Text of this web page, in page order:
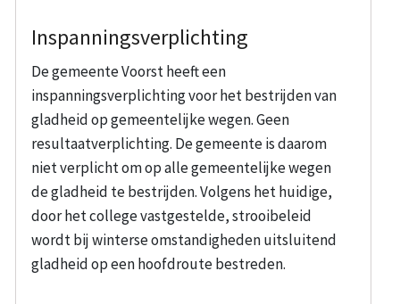
Inspanningsverplichting
De gemeente Voorst heeft een
inspanningsverplichting voor het bestrijden van
gladheid op gemeentelijke wegen. Geen
resultaatverplichting. De gemeente is daarom
niet verplicht om op alle gemeentelijke wegen
de gladheid te bestrijden. Volgens het huidige,
door het college vastgestelde, strooibeleid
wordt bij winterse omstandigheden uitsluitend
gladheid op een hoofdroute bestreden.